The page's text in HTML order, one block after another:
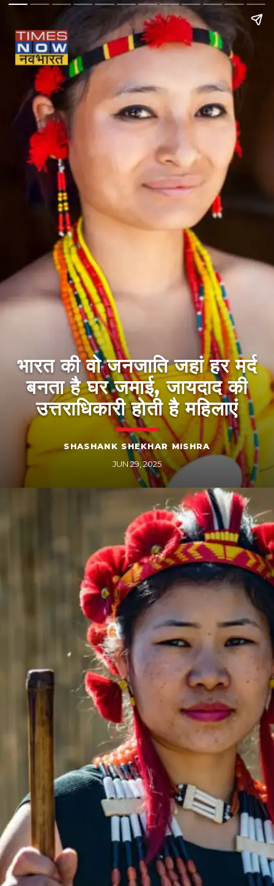
भारत की वो जनजाति जहां हर मर्द
बनता है घर जमाई, जायदाद की
उत्तराधिकारी होती है महिलाएं
SHASHANK SHEKHAR MISHRA
JUN 29, 2025